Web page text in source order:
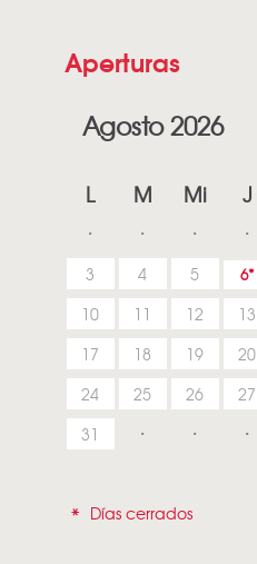
Aperturas
Agosto 2026
L M Mi J
3 4 5 6
10 11 12 13
17 18 19 20
24 25 26 27
31
* Días cerrados